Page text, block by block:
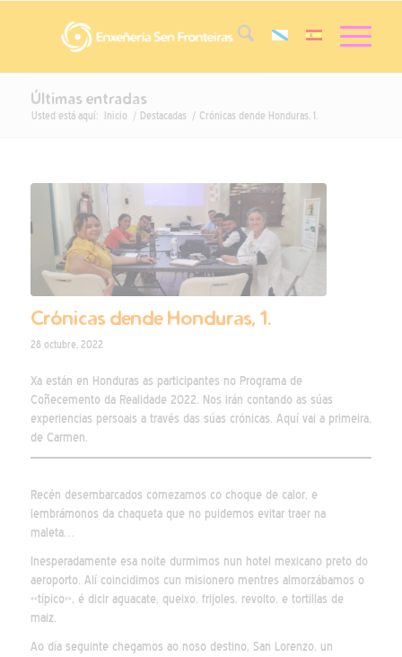
Últimas entradas
Usted está aquí: Inicio / Destacadas / Crónicas dende Honduras, 1.
Crónicas dende Honduras, 1.
28 octubre, 2022
Xa están en Honduras as participantes no Programa de
Coñecemento da Realidade 2022. Nos irán contando as súas
experiencias persoais a través das súas crónicas. Aquí vai a primeira,
de Carmen.
Recén desembarcados comezamos co choque de calor, e
lembrámonos da chaqueta que no puidemos evitar traer na
maleta…
Inesperadamente esa noite durmimos nun hotel mexicano preto do
aeroporto. Alí coincidimos cun misionero mentres almorzábamos o
«típico», é dicir aguacate, queixo, frijoles, revolto, e tortillas de
maiz.
Ao día seguinte chegamos ao noso destino, San Lorenzo, un